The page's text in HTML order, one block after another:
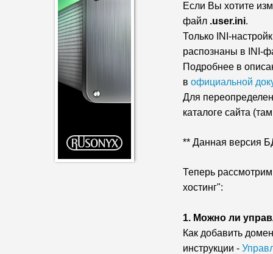
Если Вы хотите
файл.user.ini.
Только INI-
распознаны в INI-
Подробнее в
в официальной
Для
каталоге сайта
** Данная версия
Теперь
хостинг":
1. Можно ли
Как добавить
инструкции -